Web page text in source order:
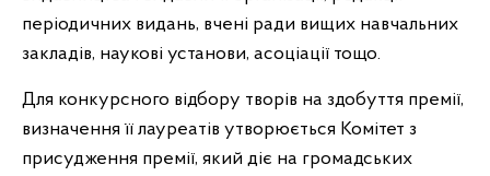
періодичних видань, вчені ради вищих навчальних
закладів, наукові установи, асоціації тощо.
Для конкурсного відбору творів на здобуття премії,
визначення її лауреатів утворюється Комітет з
присудження премії, який діє на громадських